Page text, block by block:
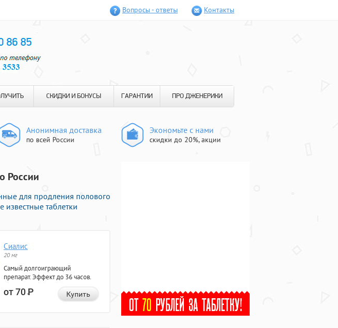
Вопросы - ответы Контакты
СКИДКИ И БОНУСЫ ГАРАНТИИ ПРО ДЖЕНЕРИКИ
Анонимная доставка
по всей России
Экономьте с нами
скидки до 20%, акции
России
для продления полового
таблетки
Сиалис
20 мг
Самый долгоиграющий
препарат. Эффект до 36 часов.
от 70Р Купить